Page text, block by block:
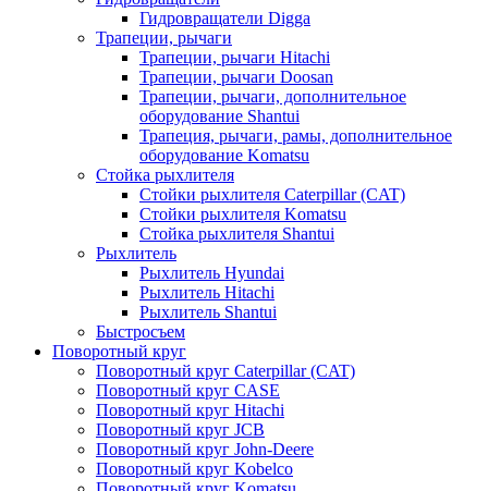
Гидровращатели Digga
Трапеции, рычаги
Трапеции, рычаги Hitachi
Трапеции, рычаги Doosan
Трапеции, рычаги, дополнительное
оборудование Shantui
Трапеция, рычаги, рамы, дополнительное
оборудование Komatsu
Стойка рыхлителя
Стойки рыхлителя Caterpillar (CAT)
Стойки рыхлителя Komatsu
Стойка рыхлителя Shantui
Рыхлитель
Рыхлитель Hyundai
Рыхлитель Hitachi
Рыхлитель Shantui
Быстросъем
Поворотный круг
Поворотный круг Caterpillar (CAT)
Поворотный круг CASE
Поворотный круг Hitachi
Поворотный круг JCB
Поворотный круг John-Deere
Поворотный круг Kobelco